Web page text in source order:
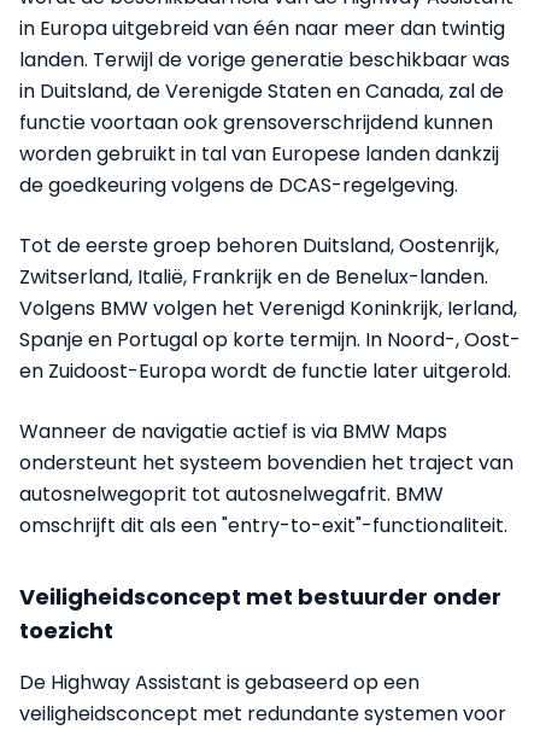
in Europa uitgebreid van één naar meer dan twintig
landen. Terwijl de vorige generatie beschikbaar was
in Duitsland, de Verenigde Staten en Canada, zal de
functie voortaan ook grensoverschrijdend kunnen
worden gebruikt in tal van Europese landen dankzij
de goedkeuring volgens de DCAS-regelgeving.
Tot de eerste groep behoren Duitsland, Oostenrijk,
Zwitserland, Italië, Frankrijk en de Benelux-landen.
Volgens BMW volgen het Verenigd Koninkrijk, Ierland,
Spanje en Portugal op korte termijn. In Noord-, Oost-
en Zuidoost-Europa wordt de functie later uitgerold.
Wanneer de navigatie actief is via BMW Maps
ondersteunt het systeem bovendien het traject van
autosnelwegoprit tot autosnelwegafrit. BMW
omschrijft dit als een "entry-to-exit"-functionaliteit.
Veiligheidsconcept met bestuurder onder
toezicht
De Highway Assistant is gebaseerd op een
veiligheidsconcept met redundante systemen voor